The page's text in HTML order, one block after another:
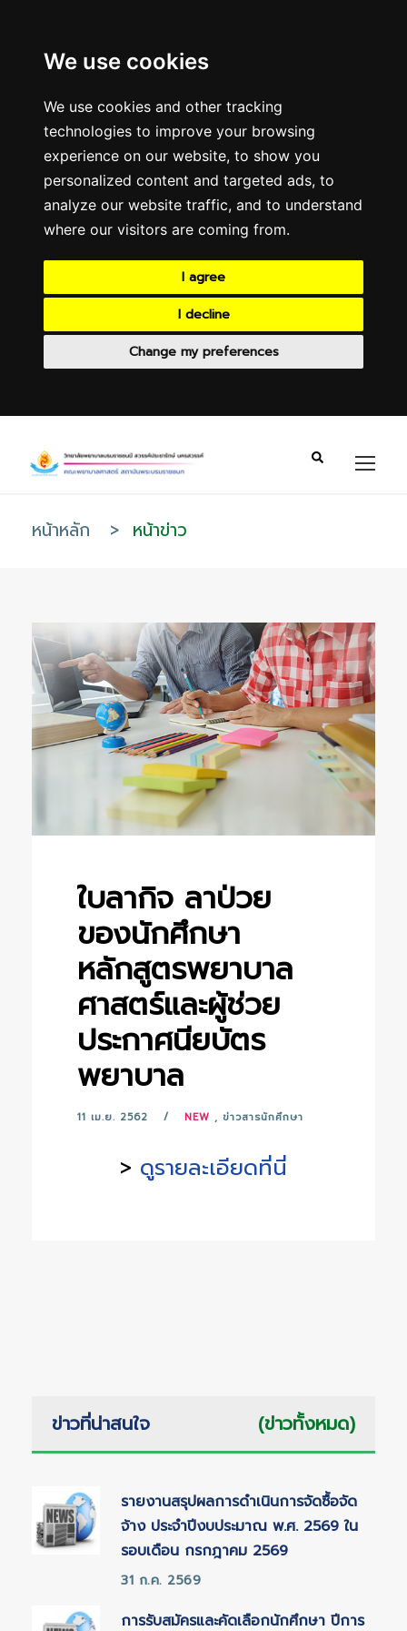
We use cookies
We use cookies and other tracking
technologies to improve your browsing
experience on our website, to show you
personalized content and targeted ads, to
analyze our website traffic, and to understand
where our visitors are coming from.
I agree
I decline
Change my preferences
หน้าหลัก > หน้าข่าว
ใบลากิจ ลาป่วย
ของนักศึกษา
หลักสูตรพยาบาล
ศาสตร์และผู้ช่วย
ประกาศนียบัตร
พยาบาล
11 เม.ย. 2562 NEW , ข่าวสารนักศึกษา
> ดูรายละเอียดที่นี่
ข่าวที่น่าสนใจ (ข่าวทั้งหมด)
รายงานสรุปผลการดำเนินการจัดซื้อจัด
จ้าง ประจำปีงบประมาณ พ.ศ. 2569 ใน
รอบเดือน กรกฎาคม 2569
31 ก.ค. 2569
การรับสมัครและคัดเลือกนักศึกษา ปีการ